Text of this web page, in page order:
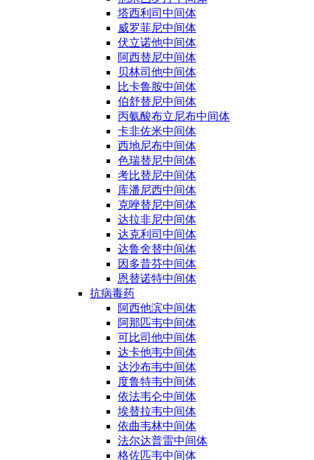
塔西利司中间体
威罗菲尼中间体
伏立诺他中间体
阿西替尼中间体
贝林司他中间体
比卡鲁胺中间体
伯舒替尼中间体
丙氨酸布立尼布中间体
卡非佐米中间体
西地尼布中间体
色瑞替尼中间体
考比替尼中间体
库潘尼西中间体
克唑替尼中间体
达拉非尼中间体
达克利司中间体
达鲁舍替中间体
因多昔芬中间体
恩替诺特中间体
抗病毒药
阿西他滨中间体
阿那匹韦中间体
可比司他中间体
达卡他韦中间体
达沙布韦中间体
度鲁特韦中间体
依法韦仑中间体
埃替拉韦中间体
依曲韦林中间体
法尔达普雷中间体
格佐匹韦中间体